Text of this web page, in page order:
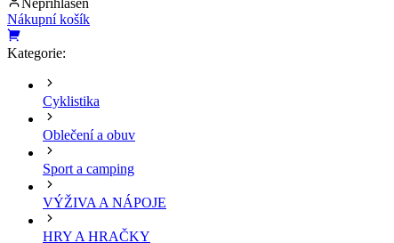
Nákupní košík
Kategorie:
Cyklistika
Oblečení a obuv
Sport a camping
VÝŽIVA A NÁPOJE
HRY A HRAČKY